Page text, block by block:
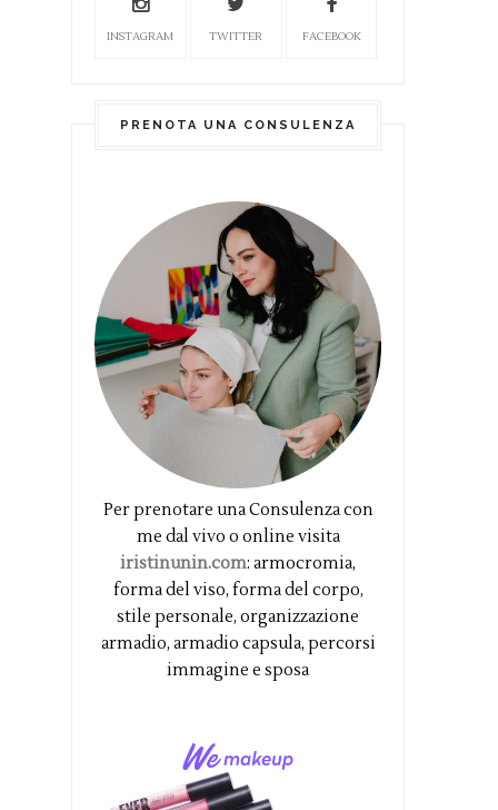
INSTAGRAM TWITTER FACEBOOK
PRENOTA UNA CONSULENZA
Per prenotare una Consulenza con
me dal vivo o online visita
iristinunin.com: armocromia,
forma del viso, forma del corpo,
stile personale, organizzazione
armadio, armadio capsula, percorsi
immagine e sposa